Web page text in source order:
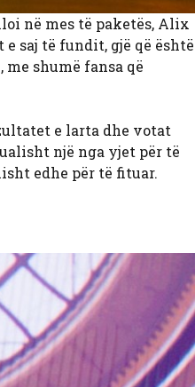
në mes të paketës, Alix
saj të fundit, gjë që është
shumë fansa që
e larta dhe votat
një nga yjet për të
edhe për të fituar.